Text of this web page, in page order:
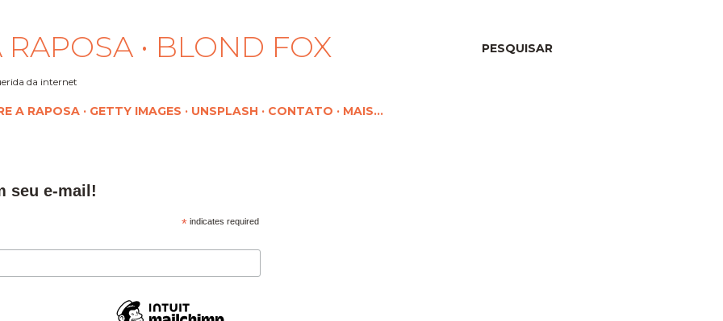
PESQUISAR
• BLOND FOX
da internet
A RAPOSA GETTY IMAGES UNSPLASH CONTATO MAIS…
seu e-mail!
*indicates required